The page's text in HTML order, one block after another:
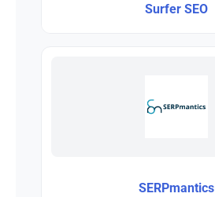
Surfer SEO
SERPmantics